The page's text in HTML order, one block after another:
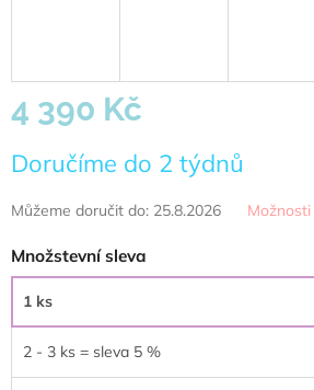
4 390 Kč
cena:
Doručíme do 2 týdnů
Můžeme doručit do: 25.8.2026
Množstevní sleva
1 ks
2 - 3 ks = sleva 5 %